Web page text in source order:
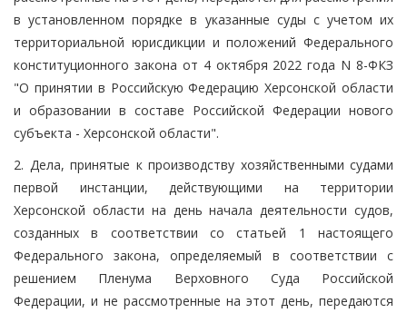
в установленном порядке в указанные суды с учетом их
территориальной юрисдикции и положений Федерального
конституционного закона от 4 октября 2022 года N 8-ФКЗ
"О принятии в Российскую Федерацию Херсонской области
и образовании в составе Российской Федерации нового
субъекта - Херсонской области".
2. Дела, принятые к производству хозяйственными судами
первой инстанции, действующими на территории
Херсонской области на день начала деятельности судов,
созданных в соответствии со статьей 1 настоящего
Федерального закона, определяемый в соответствии с
решением Пленума Верховного Суда Российской
Федерации, и не рассмотренные на этот день, передаются